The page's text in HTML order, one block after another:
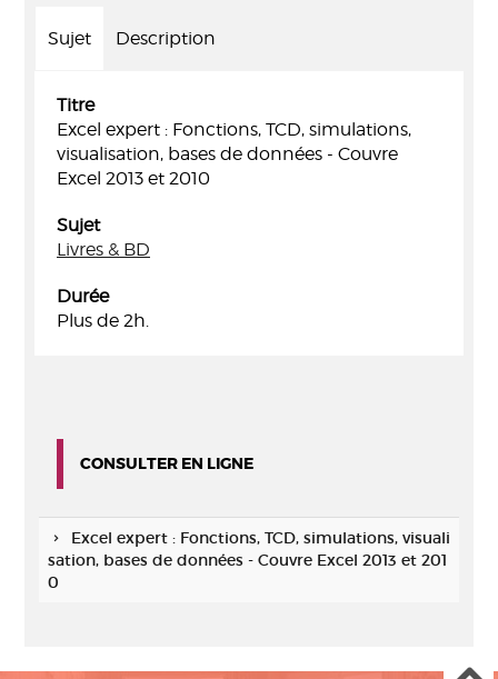
Sujet Description
Titre
Excel expert : Fonctions, TCD, simulations,
visualisation, bases de données - Couvre
Excel 2013 et 2010
Sujet
Livres & BD
Durée
Plus de 2h.
CONSULTER EN LIGNE
Excel expert : Fonctions, TCD, simulations, visuali
sation, bases de données - Couvre Excel 2013 et 201
0